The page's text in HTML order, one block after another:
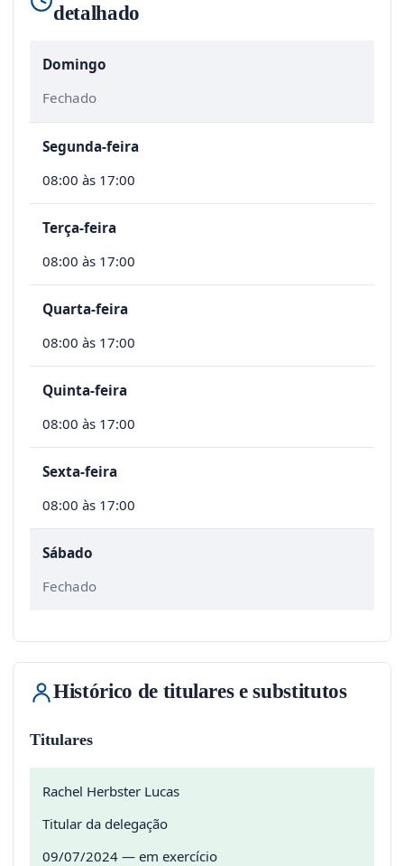
detalhado
Domingo
Fechado
Segunda-feira
08:00 às 17:00
Terça-feira
08:00 às 17:00
Quarta-feira
08:00 às 17:00
Quinta-feira
08:00 às 17:00
Sexta-feira
08:00 às 17:00
Sábado
Fechado
Histórico de titulares e substitutos
Titulares
Rachel Herbster Lucas
Titular da delegação
09/07/2024 — em exercício